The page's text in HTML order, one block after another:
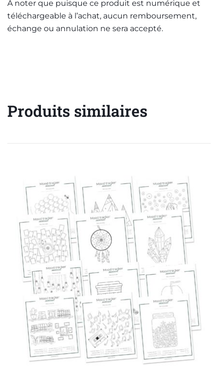
À noter que puisque ce produit est numérique et
téléchargeable à l’achat, aucun remboursement,
échange ou annulation ne sera accepté.
Produits similaires